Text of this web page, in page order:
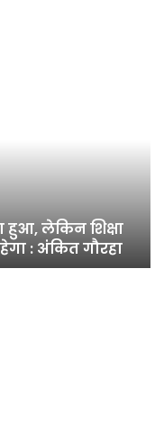
हुआ, लेकिन शिक्षा
: अंकित गौरहा